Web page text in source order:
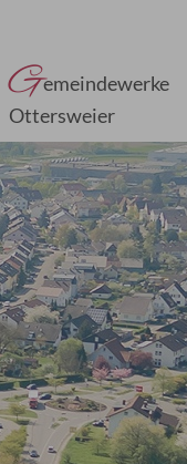
Gemeindewerke
Ottersweier